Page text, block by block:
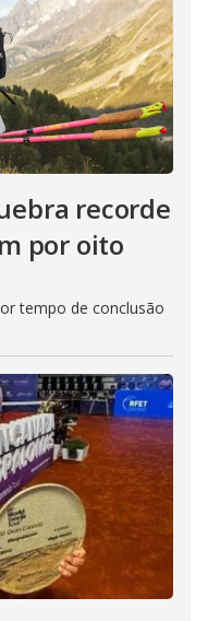
recorde
por oito
tempo de conclusão